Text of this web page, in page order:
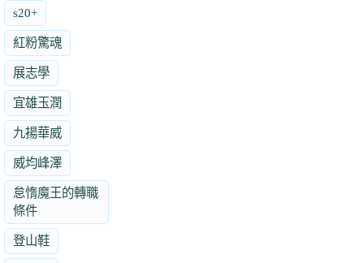
s20+
紅粉驚魂
展志學
宜雄玉潤
九揚華威
威均峰澤
怠惰魔王的轉職
條件
登山鞋